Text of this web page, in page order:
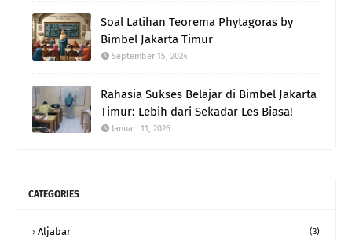
Soal Latihan Teorema Phytagoras by
Bimbel Jakarta Timur
September 15, 2024
Rahasia Sukses Belajar di Bimbel Jakarta
Timur: Lebih dari Sekadar Les Biasa!
Januari 11, 2026
CATEGORIES
Aljabar (3)